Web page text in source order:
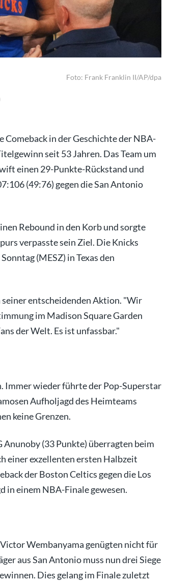
Foto: Frank Franklin II/AP/dpa
Comeback in der Geschichte der NBA-
seit 53 Jahren. Das Team um
einen 29-Punkte-Rückstand und
(49:76) gegen die San Antonio
Rebound in den Korb und sorgte
verpasste sein Ziel. Die Knicks
(MESZ) in Texas den
entscheidenden Aktion. "Wir
im Madison Square Garden
der Welt. Es ist unfassbar."
Immer wieder führte der Pop-Superstar
Aufholjagd des Heimteams
keine Grenzen.
Anunoby (33 Punkte) überragten beim
einer exzellenten ersten Halbzeit
der Boston Celtics gegen die Los
in einem NBA-Finale gewesen.
Wembanyama genügten nicht für
aus San Antonio muss nun drei Siege
Dies gelang im Finale zuletzt